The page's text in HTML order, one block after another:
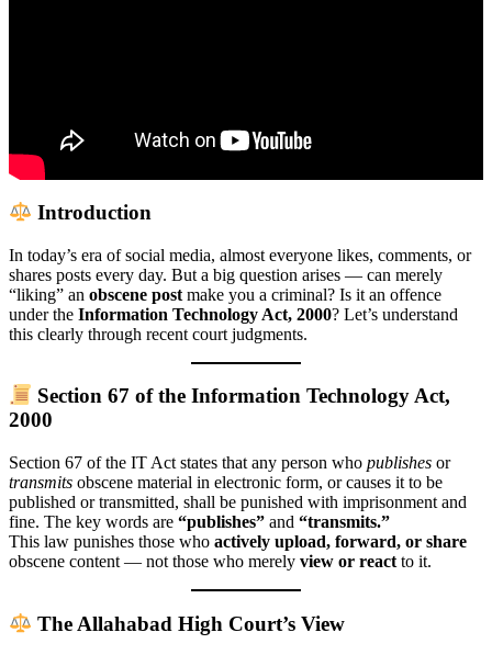
Introduction
In today’s era of social media, almost everyone likes, comments, or
shares posts every day. But a big question arises — can merely
“liking” an obscene post make you a criminal? Is it an offence
under the Information Technology Act, 2000? Let’s understand
this clearly through recent court judgments.
Section 67 of the Information Technology Act,
2000
Section 67 of the IT Act states that any person who publishes or
transmits obscene material in electronic form, or causes it to be
published or transmitted, shall be punished with imprisonment and
fine. The key words are “publishes” and “transmits.”
This law punishes those who actively upload, forward, or share
obscene content — not those who merely view or react to it.
The Allahabad High Court’s View